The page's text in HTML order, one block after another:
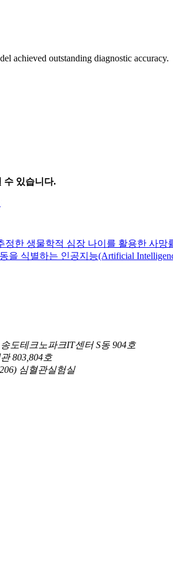
achieved outstanding diagnostic accuracy.
수 있습니다.
한 생물학적 심장 나이를 활용한 사망
식별하는 인공지능(Artificial
도테크노파크IT센터 S동 904호
803,804호
심혈관실험실